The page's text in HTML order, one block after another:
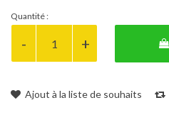
Quantité :
Ajout à la liste de souhaits